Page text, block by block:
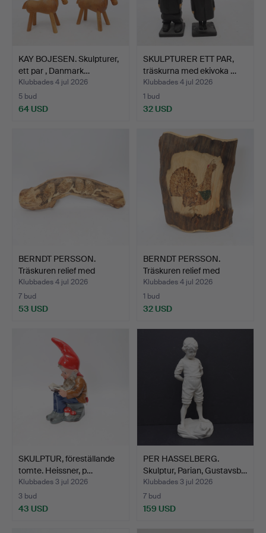
KAY BOJESEN. Skulpturer,
ett par , Danmark…
Klubbades 4 jul 2026
5 bud
64 USD
SKULPTURER ETT PAR,
träskurna med ekivoka …
Klubbades 4 jul 2026
1 bud
32 USD
BERNDT PERSSON.
Träskuren relief med
pyrog…
Klubbades 4 jul 2026
7 bud
53 USD
BERNDT PERSSON.
Träskuren relief med
pyrog…
Klubbades 4 jul 2026
1 bud
32 USD
SKULPTUR, föreställande
tomte. Heissner, p…
Klubbades 3 jul 2026
3 bud
43 USD
PER HASSELBERG.
Skulptur, Parian, Gustavsb…
Klubbades 3 jul 2026
7 bud
159 USD